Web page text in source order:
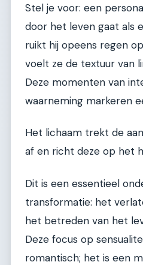
Stel je voor: een
door het leven gaat als
ruikt hij opeens regen
voelt ze de textuur van
Deze momenten van
waarneming markeren
Het lichaam trekt de
af en richt deze op het
Dit is een essentieel
transformatie: het
het betreden van het
Deze focus op
romantisch; het is een